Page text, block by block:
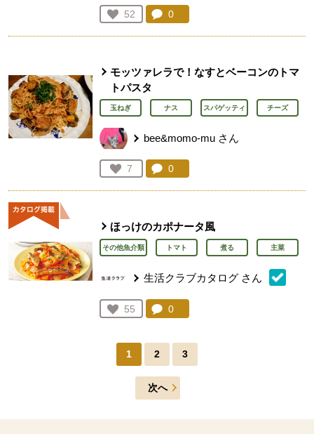
お気に入り登録：
52
人が登録
コメント：
0
モッツァレラで！なすとベーコンのトマ
トパスタ
玉ねぎ ナス スパゲッティ チーズ
bee&momo-mu さん
お気に入り登録：
7
人が登録
コメント：
0
ほっけのカポナータ風
その他魚介類 トマト 煮る 主菜
生活クラブカタログ さん
お気に入り登録：
55
人が登録
コメント：
0
1 2 3
次へ